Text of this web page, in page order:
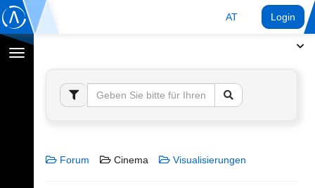
AT Login
Navigation
umschalten
Forum Cinema Visualisierungen